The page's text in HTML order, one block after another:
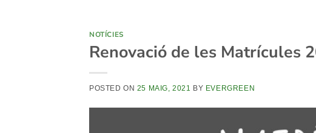
NOTÍCIES
Renovació de les Matrícules
POSTED ON 25 MAIG, 2021 BY EVERGREEN